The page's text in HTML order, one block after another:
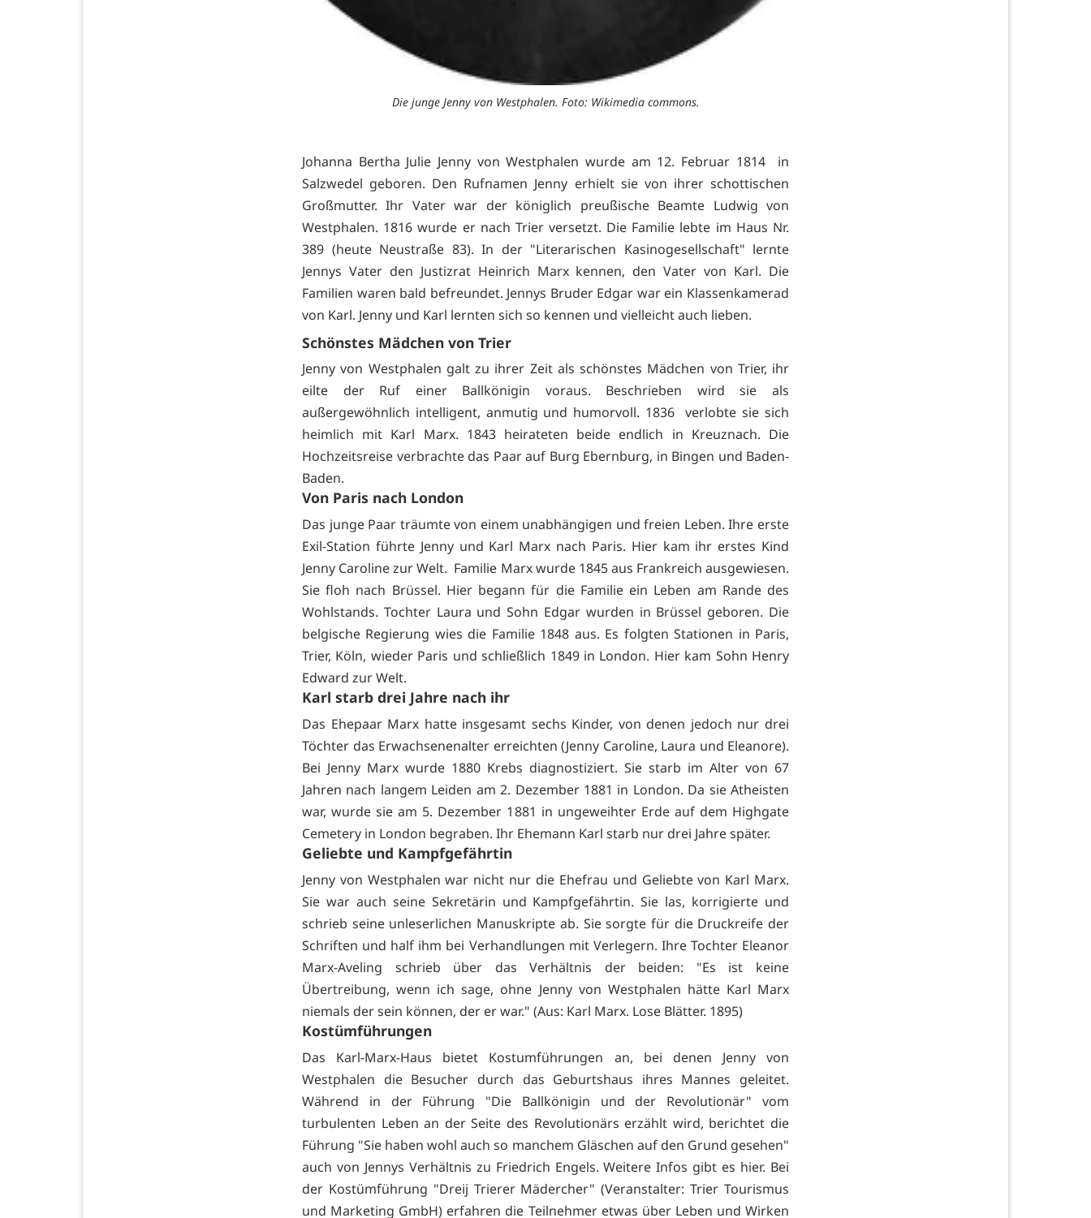
Die junge Jenny von Westphalen. Foto: Wikimedia commons.
Johanna Bertha Julie Jenny von Westphalen wurde am 12. Februar 1814 in
Salzwedel geboren. Den Rufnamen Jenny erhielt sie von ihrer schottischen
Großmutter. Ihr Vater war der königlich preußische Beamte Ludwig von
Westphalen. 1816 wurde er nach Trier versetzt. Die Familie lebte im Haus Nr.
389 (heute Neustraße 83). In der "Literarischen Kasinogesellschaft" lernte
Jennys Vater den Justizrat Heinrich Marx kennen, den Vater von Karl. Die
Familien waren bald befreundet. Jennys Bruder Edgar war ein Klassenkamerad
von Karl. Jenny und Karl lernten sich so kennen und vielleicht auch lieben.
Schönstes Mädchen von Trier
Jenny von Westphalen galt zu ihrer Zeit als schönstes Mädchen von Trier, ihr
eilte der Ruf einer Ballkönigin voraus. Beschrieben wird sie als
außergewöhnlich intelligent, anmutig und humorvoll. 1836 verlobte sie sich
heimlich mit Karl Marx. 1843 heirateten beide endlich in Kreuznach. Die
Hochzeitsreise verbrachte das Paar auf Burg Ebernburg, in Bingen und Baden-
Baden.
Von Paris nach London
Das junge Paar träumte von einem unabhängigen und freien Leben. Ihre erste
Exil-Station führte Jenny und Karl Marx nach Paris. Hier kam ihr erstes Kind
Jenny Caroline zur Welt. Familie Marx wurde 1845 aus Frankreich ausgewiesen.
Sie floh nach Brüssel. Hier begann für die Familie ein Leben am Rande des
Wohlstands. Tochter Laura und Sohn Edgar wurden in Brüssel geboren. Die
belgische Regierung wies die Familie 1848 aus. Es folgten Stationen in Paris,
Trier, Köln, wieder Paris und schließlich 1849 in London. Hier kam Sohn Henry
Edward zur Welt.
Karl starb drei Jahre nach ihr
Das Ehepaar Marx hatte insgesamt sechs Kinder, von denen jedoch nur drei
Töchter das Erwachsenenalter erreichten (Jenny Caroline, Laura und Eleanore).
Bei Jenny Marx wurde 1880 Krebs diagnostiziert. Sie starb im Alter von 67
Jahren nach langem Leiden am 2. Dezember 1881 in London. Da sie Atheisten
war, wurde sie am 5. Dezember 1881 in ungeweihter Erde auf dem Highgate
Cemetery in London begraben. Ihr Ehemann Karl starb nur drei Jahre später.
Geliebte und Kampfgefährtin
Jenny von Westphalen war nicht nur die Ehefrau und Geliebte von Karl Marx.
Sie war auch seine Sekretärin und Kampfgefährtin. Sie las, korrigierte und
schrieb seine unleserlichen Manuskripte ab. Sie sorgte für die Druckreife der
Schriften und half ihm bei Verhandlungen mit Verlegern. Ihre Tochter Eleanor
Marx-Aveling schrieb über das Verhältnis der beiden: "Es ist keine
Übertreibung, wenn ich sage, ohne Jenny von Westphalen hätte Karl Marx
niemals der sein können, der er war." (Aus: Karl Marx. Lose Blätter. 1895)
Kostümführungen
Das Karl-Marx-Haus bietet Kostumführungen an, bei denen Jenny von
Westphalen die Besucher durch das Geburtshaus ihres Mannes geleitet.
Während in der Führung "Die Ballkönigin und der Revolutionär" vom
turbulenten Leben an der Seite des Revolutionärs erzählt wird, berichtet die
Führung "Sie haben wohl auch so manchem Gläschen auf den Grund gesehen"
auch von Jennys Verhältnis zu Friedrich Engels. Weitere Infos gibt es hier. Bei
der Kostümführung "Dreij Trierer Mädercher" (Veranstalter: Trier Tourismus
und Marketing GmbH) erfahren die Teilnehmer etwas über Leben und Wirken